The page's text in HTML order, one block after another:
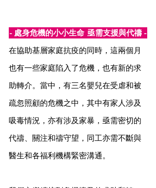
- 處身危機的小小生命  亟需支援與代禱 -
在協助基層家庭抗疫的同時，這兩個月
也有一些家庭陷入了危機，也有新的求
助轉介。當中，有三名嬰兒在受虐和被
疏忽照顧的危機之中，其中有家人涉及
吸毒情況，亦有涉及家暴，亟需密切的
代禱、關注和禱守望，同工亦需不斷與
醫生和各福利機構緊密溝通。